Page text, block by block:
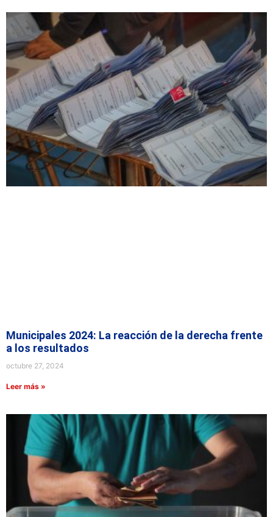
Municipales 2024: La reacción de la derecha frente
a los resultados
octubre 27, 2024
Leer más »